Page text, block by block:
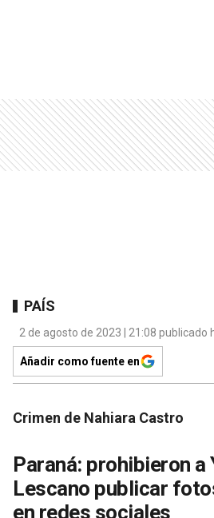
PAÍS
2 de agosto de 2023 | 21:08 publicado
Añadir como fuente en
Crimen de Nahiara Castro
Paraná: prohibieron a
Lescano publicar
en redes sociales